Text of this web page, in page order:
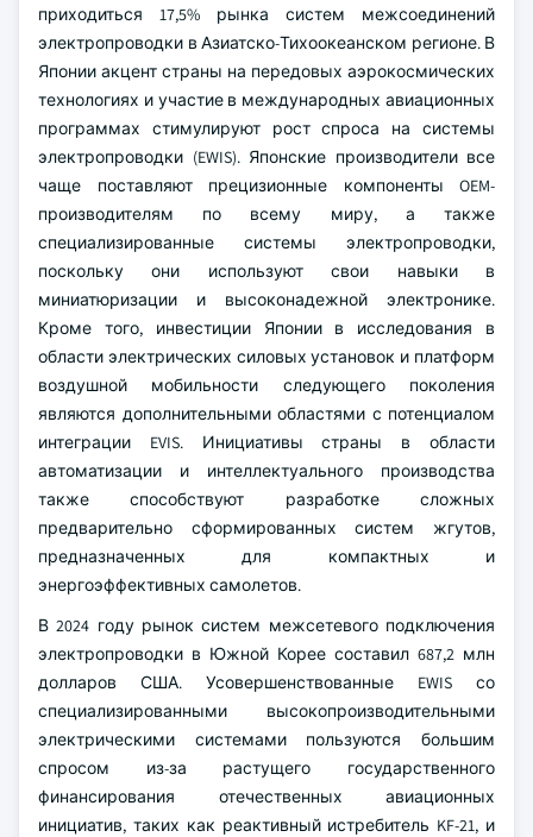
приходиться 17,5% рынка систем межсоединений
электропроводки в Азиатско-Тихоокеанском регионе. В
Японии акцент страны на передовых аэрокосмических
технологиях и участие в международных авиационных
программах стимулируют рост спроса на системы
электропроводки (EWIS). Японские производители все
чаще поставляют прецизионные компоненты OEM-
производителям по всему миру, а также
специализированные системы электропроводки,
поскольку они используют свои навыки в
миниатюризации и высоконадежной электронике.
Кроме того, инвестиции Японии в исследования в
области электрических силовых установок и платформ
воздушной мобильности следующего поколения
являются дополнительными областями с потенциалом
интеграции EVIS. Инициативы страны в области
автоматизации и интеллектуального производства
также способствуют разработке сложных
предварительно сформированных систем жгутов,
предназначенных для компактных и
энергоэффективных самолетов.
В 2024 году рынок систем межсетевого подключения
электропроводки в Южной Корее составил 687,2 млн
долларов США. Усовершенствованные EWIS со
специализированными высокопроизводительными
электрическими системами пользуются большим
спросом из-за растущего государственного
финансирования отечественных авиационных
инициатив, таких как реактивный истребитель KF-21, и